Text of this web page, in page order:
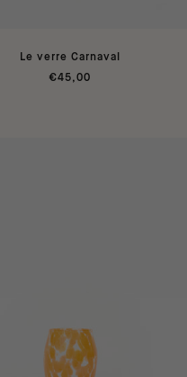
Le verre Carnaval
€45,00